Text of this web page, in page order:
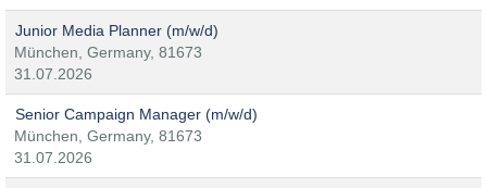
Junior Media Planner (m/w/d)
München, Germany, 81673
31.07.2026
Senior Campaign Manager (m/w/d)
München, Germany, 81673
31.07.2026